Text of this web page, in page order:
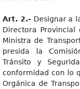
Art. 2.- Designar a
Directora
Ministra de
presida la
Tránsito y
conformidad con lo
Orgánica de